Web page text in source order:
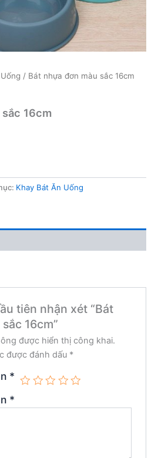
/ Bát nhựa đơn màu sắc 16cm
16cm
Khay Bát Ăn Uống
tiên nhận xét “Bát
16cm”
được hiển thị công khai.
được đánh dấu *
*
*